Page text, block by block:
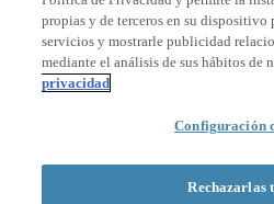
Acreditaciones
© 2026 La Salle Campus Barcelona
Formulario de
propias y de terceros en su dispositivo
servicios y mostrarle publicidad
mediante el análisis de sus hábitos de
privacidad
Configuración
Rechazarlas